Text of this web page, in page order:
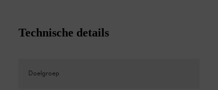
Technische details
Doelgroep